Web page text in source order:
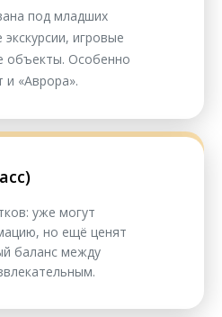
под младших
игровые
объекты. Особенно
и «Аврора».
уже могут
но ещё ценят
баланс между